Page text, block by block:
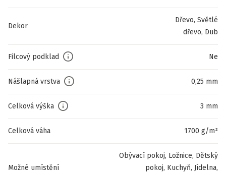
Dekor
Dřevo, Světlé
dřevo, Dub
Filcový podklad Ne
Nášlapná vrstva 0,25 mm
Celková výška 3 mm
Celková váha 1700 g/m²
Možné umístění
Obývací pokoj, Ložnice, Dětský
pokoj, Kuchyň, Jídelna,